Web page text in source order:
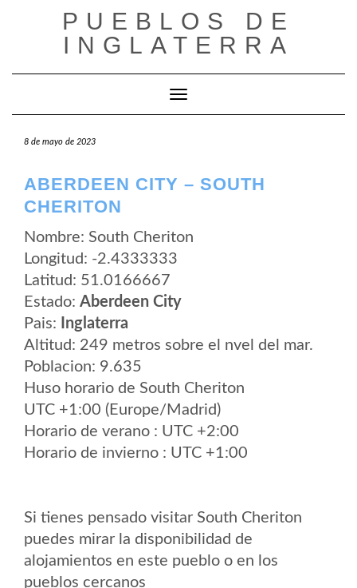
PUEBLOS DE
INGLATERRA
Cambiar modo de navegación
8 de mayo de 2023
ABERDEEN CITY – SOUTH
CHERITON
Nombre: South Cheriton
Longitud: -2.4333333
Latitud: 51.0166667
Estado: Aberdeen City
Pais:
Inglaterra
Altitud: 249 metros sobre el nvel del mar.
Poblacion: 9.635
Huso horario de South Cheriton
UTC +1:00 (Europe/Madrid)
Horario de verano : UTC +2:00
Horario de invierno : UTC +1:00
Si tienes pensado visitar South Cheriton
puedes mirar la disponibilidad de
alojamientos en este pueblo o en los
pueblos cercanos